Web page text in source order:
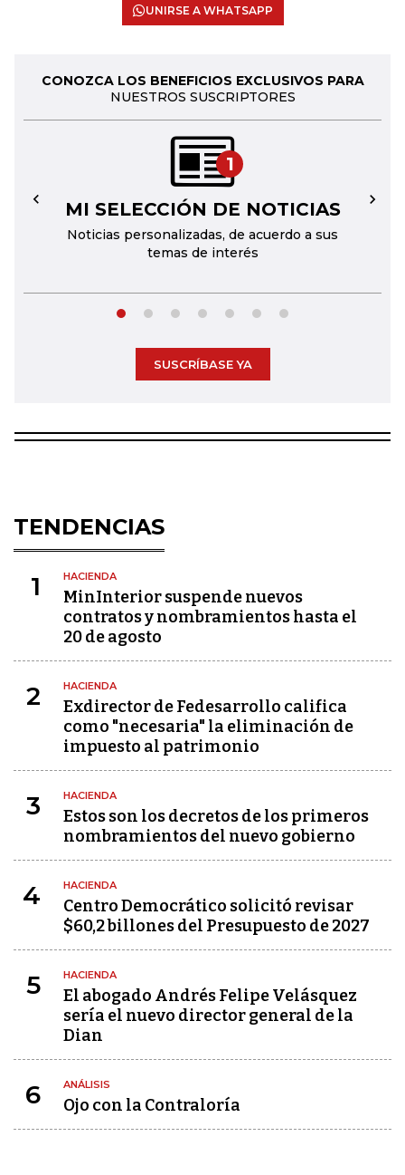
UNIRSE A WHATSAPP
CONOZCA LOS BENEFICIOS EXCLUSIVOS PARA
NUESTROS SUSCRIPTORES
1
MI SELECCIÓN DE NOTICIAS
Noticias personalizadas, de acuerdo a sus
temas de interés
← →
SUSCRÍBASE YA
TENDENCIAS
1 HACIENDA
MinInterior suspende nuevos
contratos y nombramientos hasta el
20 de agosto
2 HACIENDA
Exdirector de Fedesarrollo califica
como "necesaria" la eliminación de
impuesto al patrimonio
3 HACIENDA
Estos son los decretos de los primeros
nombramientos del nuevo gobierno
4 HACIENDA
Centro Democrático solicitó revisar
$60,2 billones del Presupuesto de 2027
5 HACIENDA
El abogado Andrés Felipe Velásquez
sería el nuevo director general de la
Dian
6 ANÁLISIS
Ojo con la Contraloría